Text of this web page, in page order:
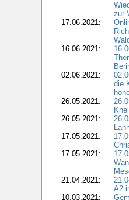
zur
17.06.2021:
16.06.2021:
02.06.2021:
die
26.05.2021:
26.05.2021:
17.05.2021:
17.05.2021:
21.04.2021:
A2
10.03.2021: